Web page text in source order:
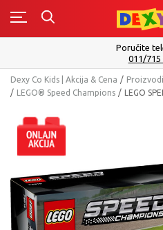
0
Isporuku
Dexy Co Kids | Akcija & Cena Proizvodi
LEGO® Speed Champions
LEGO